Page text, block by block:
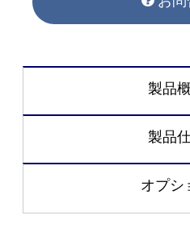
製品
製品
オプシ